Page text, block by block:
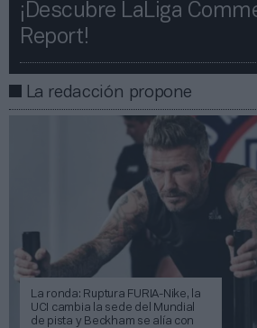
¡Descubre LaLiga
Report!​​
La redacción propone
La ronda: Ruptura FURIA-Nike, la
UCI cambia la sede del Mundial
de pista y Beckham se alía con